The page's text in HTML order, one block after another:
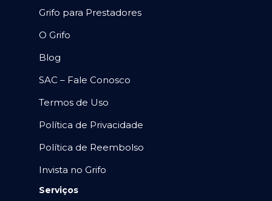
Grifo para Prestadores
O Grifo
Blog
SAC – Fale Conosco
Termos de Uso
Política de Privacidade
Política de Reembolso
Invista no Grifo
Serviços